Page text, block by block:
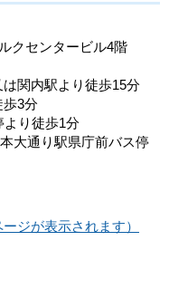
クセンタービル4階
関内駅より徒歩15分
3分
り徒歩1分
り駅県庁前バス停
ジが表示されます）